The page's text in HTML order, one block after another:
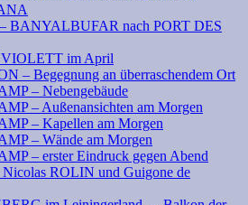
BANYALBUFAR nach PORT DES
im April
– Begegnung an überraschendem Ort
– Nebengebäude
– Außenansichten am Morgen
– Kapellen am Morgen
– Wände am Morgen
– erster Eindruck gegen Abend
Nicolas ROLIN und Guigone de